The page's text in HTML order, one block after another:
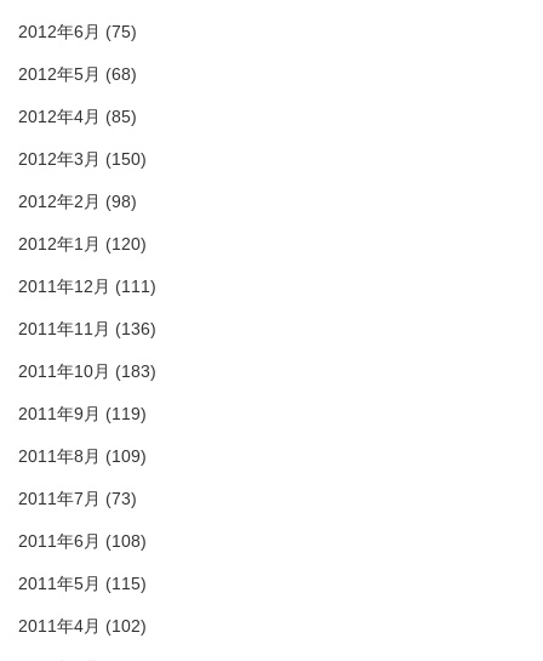
2012年6月 (75)
2012年5月 (68)
2012年4月 (85)
2012年3月 (150)
2012年2月 (98)
2012年1月 (120)
2011年12月 (111)
2011年11月 (136)
2011年10月 (183)
2011年9月 (119)
2011年8月 (109)
2011年7月 (73)
2011年6月 (108)
2011年5月 (115)
2011年4月 (102)